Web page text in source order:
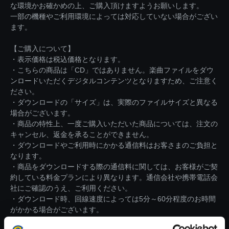
な環境かお確かめの上、ご購入頂けますようお願いします。
一部の機種やご利用環境によっては対応していない場合がござい
ます。
【ご購入について】
・表示価格は税込価格となります。
・こちらの商品は「CD」ではありません。楽曲ファイルをダウ
ンロードいただくデジタルコンテンツとなりますため、ご注意く
ださい。
・ダウンロードの「サイズ」は、実際のファイルサイズと異なる
場合がございます。
・商品の特性上、一度ご購入いただいた商品については、注文の
キャンセル、返金を承ることができません。
・ダウンロードやご利用時にかかる通信料はお客さまのご負担と
なります。
・商品をダウンロードする際の通信料に関しては、お客様がご契
約している料金プランにより異なります。通信会社や携帯電話会
社にご確認のうえ、ご利用ください。
・ダウンロード時、回線速度によっては5分～60分程度のお時間
がかかる場合がございます。